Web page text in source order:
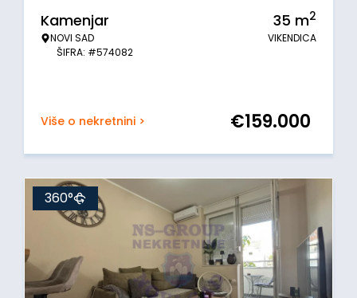
Kamenjar
NOVI SAD
ŠIFRA: #574082
35 m2
VIKENDICA
Više o nekretnini > €159.000
360°